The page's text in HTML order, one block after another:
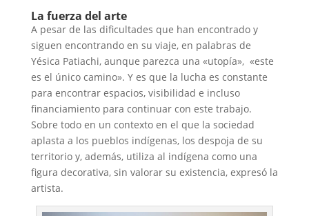
La fuerza del arte
A pesar de las dificultades que han encontrado y
siguen encontrando en su viaje, en palabras de
Yésica Patiachi, aunque parezca una «utopía», «este
es el único camino». Y es que la lucha es constante
para encontrar espacios, visibilidad e incluso
financiamiento para continuar con este trabajo.
Sobre todo en un contexto en el que la sociedad
aplasta a los pueblos indígenas, los despoja de su
territorio y, además, utiliza al indígena como una
figura decorativa, sin valorar su existencia, expresó la
artista.